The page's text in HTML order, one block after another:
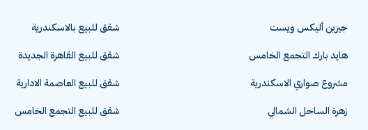
جيزين أليكس ويست
هايد بارك التجمع الخامس
مشروع صواري الاسكندرية
زهرة الساحل الشمالي
شقق للبيع بالاسكندرية
شقق للبيع القاهرة الجديدة
شقق للبيع العاصمة الادارية
شقق للبيع التجمع الخامس